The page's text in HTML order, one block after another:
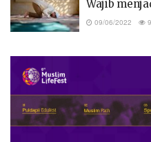
Wajib
09/06/2022